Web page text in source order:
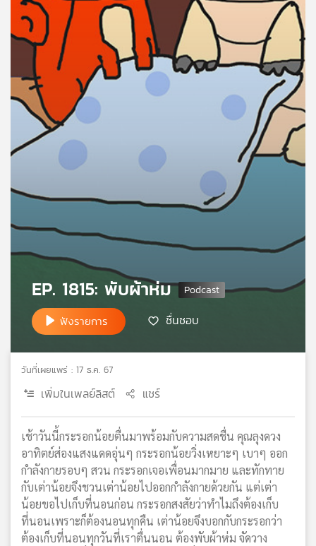
เพลง
บทความ
ข่าว
และ
เกี่ยว
เรา
เครือ
ไทย
แผนที่
วิทยุ
เครือ
ข่าย
EP. 1815: พับผ้าห่ม
ฟังรายการ ชื่นชอบ
วันที่เผยแพร่ : 17 ธ.ค. 67
เพิ่มในเพลย์ลิสต์ แชร์
เช้าวันนี้กระรอกน้อยตื่นมาพร้อมกับความสดชื่น คุณลุงดวง
อาทิตย์ส่องแสงแดดอุ่นๆ กระรอกน้อยวิ่งเหยาะๆ เบาๆ ออก
กำลังกายรอบๆ สวน กระรอกเจอเพื่อนมากมาย และทักทาย
กับเต่าน้อยจึงชวนเต่าน้อยไปออกกำลังกายด้วยกัน แต่เต่า
น้อยขอไปเก็บที่นอนก่อน กระรอกสงสัยว่าทำไมถึงต้องเก็บ
ที่นอนเพราะก็ต้องนอนทุกคืน เต่าน้อยจึงบอกกับกระรอกว่า
ต้องเก็บที่นอนทุกวันที่เราตื่นนอน ต้องพับผ้าห่ม จัดวาง